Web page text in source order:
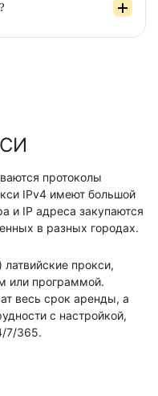
протоколы
IPv4 имеют большой
и IP адреса закупаются
в разных городах.
прокси,
или программой.
весь срок аренды, а
с настройкой,
7/365.